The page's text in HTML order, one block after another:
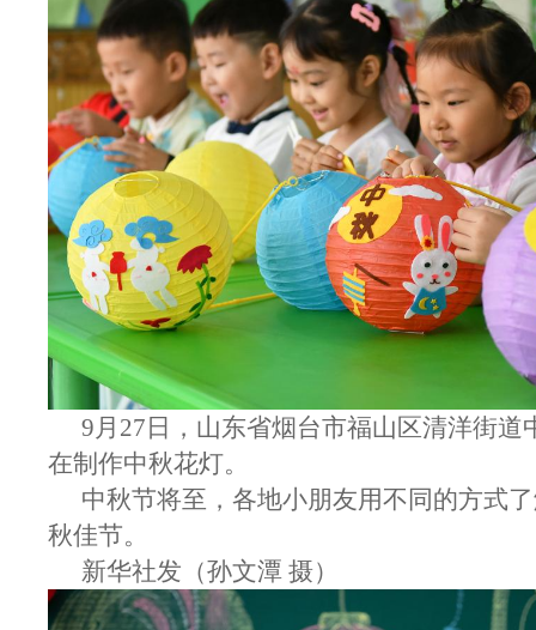
9月27日，山东省烟台市福山区清洋街道
在制作中秋花灯。
中秋节将至，各地小朋友用不同的方式
秋佳节。
新华社发（孙文潭 摄）